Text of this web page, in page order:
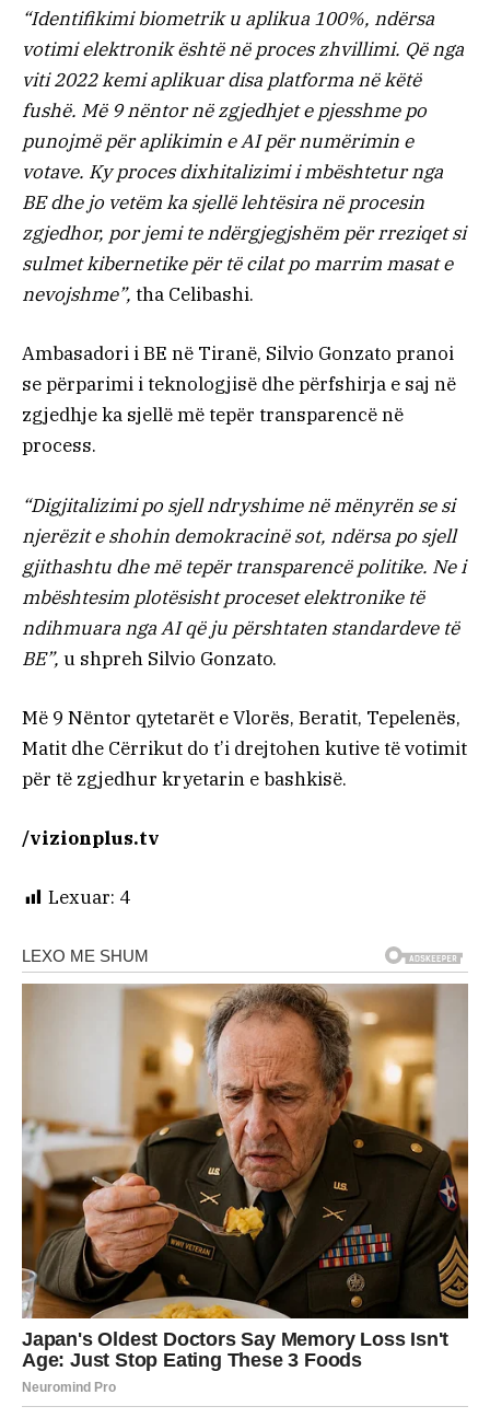
“Identifikimi biometrik u aplikua 100%, ndërsa
votimi elektronik është në proces zhvillimi. Që nga
viti 2022 kemi aplikuar disa platforma në këtë
fushë. Më 9 nëntor në zgjedhjet e pjesshme po
punojmë për aplikimin e AI për numërimin e
votave. Ky proces dixhitalizimi i mbështetur nga
BE dhe jo vetëm ka sjellë lehtësira në procesin
zgjedhor, por jemi te ndërgjegjshëm për rreziqet si
sulmet kibernetike për të cilat po marrim masat e
nevojshme”, tha Celibashi.
Ambasadori i BE në Tiranë, Silvio Gonzato pranoi
se përparimi i teknologjisë dhe përfshirja e saj në
zgjedhje ka sjellë më tepër transparencë në
process.
“Digjitalizimi po sjell ndryshime në mënyrën se si
njerëzit e shohin demokracinë sot, ndërsa po sjell
gjithashtu dhe më tepër transparencë politike. Ne i
mbështesim plotësisht proceset elektronike të
ndihmuara nga AI që ju përshtaten standardeve të
BE”, u shpreh Silvio Gonzato.
Më 9 Nëntor qytetarët e Vlorës, Beratit, Tepelenës,
Matit dhe Cërrikut do t’i drejtohen kutive të votimit
për të zgjedhur kryetarin e bashkisë.
/vizionplus.tv
Lexuar: 4